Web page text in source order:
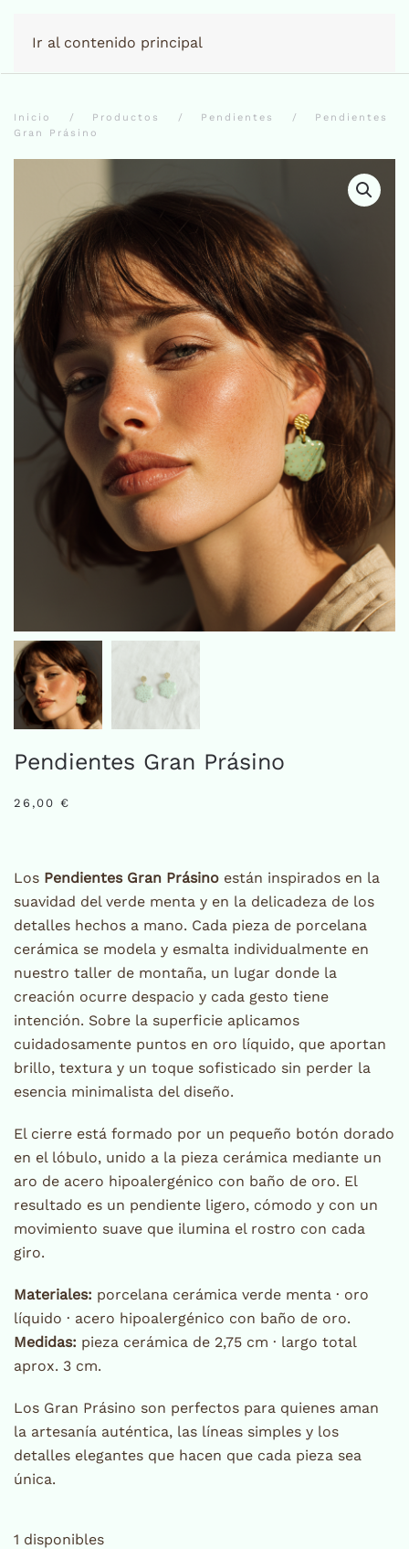
Ir al contenido principal
Inicio Productos Pendientes
Pendientes
Gran Prásino
Pendientes Gran Prásino
26,00 €
Los Pendientes Gran Prásino están inspirados en la
suavidad del verde menta y en la delicadeza de los
detalles hechos a mano. Cada pieza de porcelana
cerámica se modela y esmalta individualmente en
nuestro taller de montaña, un lugar donde la
creación ocurre despacio y cada gesto tiene
intención. Sobre la superficie aplicamos
cuidadosamente puntos en oro líquido, que aportan
brillo, textura y un toque sofisticado sin perder la
esencia minimalista del diseño.
El cierre está formado por un pequeño botón dorado
en el lóbulo, unido a la pieza cerámica mediante un
aro de acero hipoalergénico con baño de oro. El
resultado es un pendiente ligero, cómodo y con un
movimiento suave que ilumina el rostro con cada
giro.
Materiales: porcelana cerámica verde menta · oro
líquido · acero hipoalergénico con baño de oro.
Medidas: pieza cerámica de 2,75 cm · largo total
aprox. 3 cm.
Los Gran Prásino son perfectos para quienes aman
la artesanía auténtica, las líneas simples y los
detalles elegantes que hacen que cada pieza sea
única.
1 disponibles